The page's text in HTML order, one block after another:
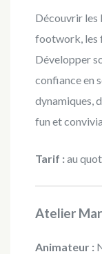
Découvrir les
footwork, les
Développer
confiance en
dynamiques,
fun et
Tarif :au
Atelier
Animateur :